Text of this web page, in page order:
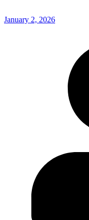
January 2, 2026